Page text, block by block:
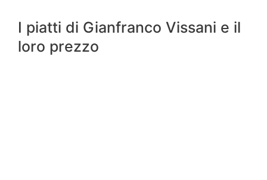
I piatti di Gianfranco Vissani e il
loro prezzo